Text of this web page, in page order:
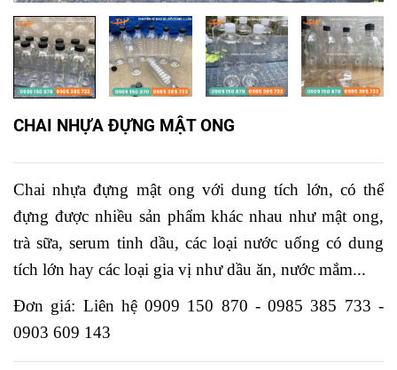
CHAI NHỰA ĐỰNG MẬT ONG
Chai nhựa đựng mật ong với dung tích lớn, có thể
đựng được nhiều sản phẩm khác nhau như mật ong,
trà sữa, serum tinh dầu, các loại nước uống có dung
tích lớn hay các loại gia vị như dầu ăn, nước mắm...
Đơn giá: Liên hệ 0909 150 870 - 0985 385 733 -
0903 609 143